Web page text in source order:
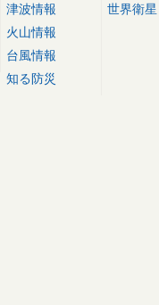
津波情報
火山情報
台風情報
知る防災
世界衛星